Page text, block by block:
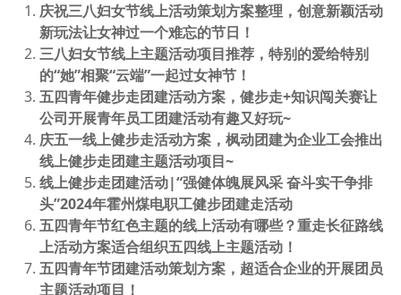
庆祝三八妇女节线上活动策划方案整理，创意新颖活动
新玩法让女神过一个难忘的节日！
三八妇女节线上主题活动项目推荐，特别的爱给特别
的“她”相聚“云端”一起过女神节！
五四青年健步走团建活动方案，健步走+知识闯关赛让
公司开展青年员工团建活动有趣又好玩~
庆五一线上健步走活动方案，枫动团建为企业工会推出
线上健步走团建主题活动项目~
线上健步走团建活动|“强健体魄展风采 奋斗实干争排
头”2024年霍州煤电职工健步团建走活动
五四青年节红色主题的线上活动有哪些？重走长征路线
上活动方案适合组织五四线上主题活动！
五四青年节团建活动策划方案，超适合企业的开展团员
主题活动项目！